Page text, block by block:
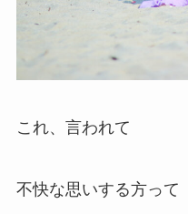
これ、言われて
不快な思いする方って